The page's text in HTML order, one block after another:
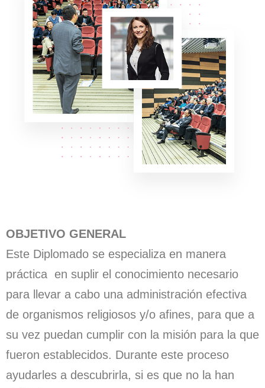
OBJETIVO GENERAL
Este Diplomado se especializa en manera
práctica en suplir el conocimiento necesario
para llevar a cabo una administración efectiva
de organismos religiosos y/o afines, para que a
su vez puedan cumplir con la misión para la que
fueron establecidos. Durante este proceso
ayudarles a descubrirla, si es que no la han